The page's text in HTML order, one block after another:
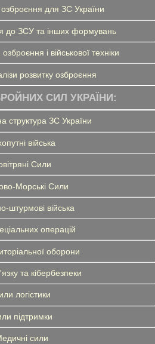
для ЗС України
до ЗСУ та інших формувань
і військової техніки
розвитку озброєння
СИЛ УКРАЇНИ:
структура ЗС України
війська
Сили
Морські Сили
штурмові війська
операцій
оборони
та кібербезпеки
логістики
підтримки
сили